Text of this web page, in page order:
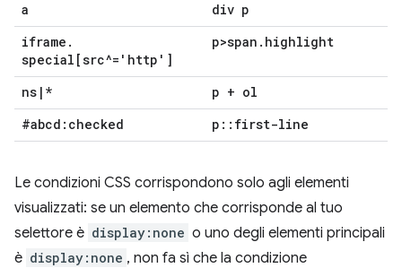
a
div p
iframe .
special[src^='http']
p>span . highlight
ns | *
p + ol
#abcd:checked
p :: first-line
Le condizioni CSS corrispondono solo agli elementi
visualizzati: se un elemento che corrisponde al tuo
selettore è display:none o uno degli elementi principali
è display:none , non fa sì che la condizione